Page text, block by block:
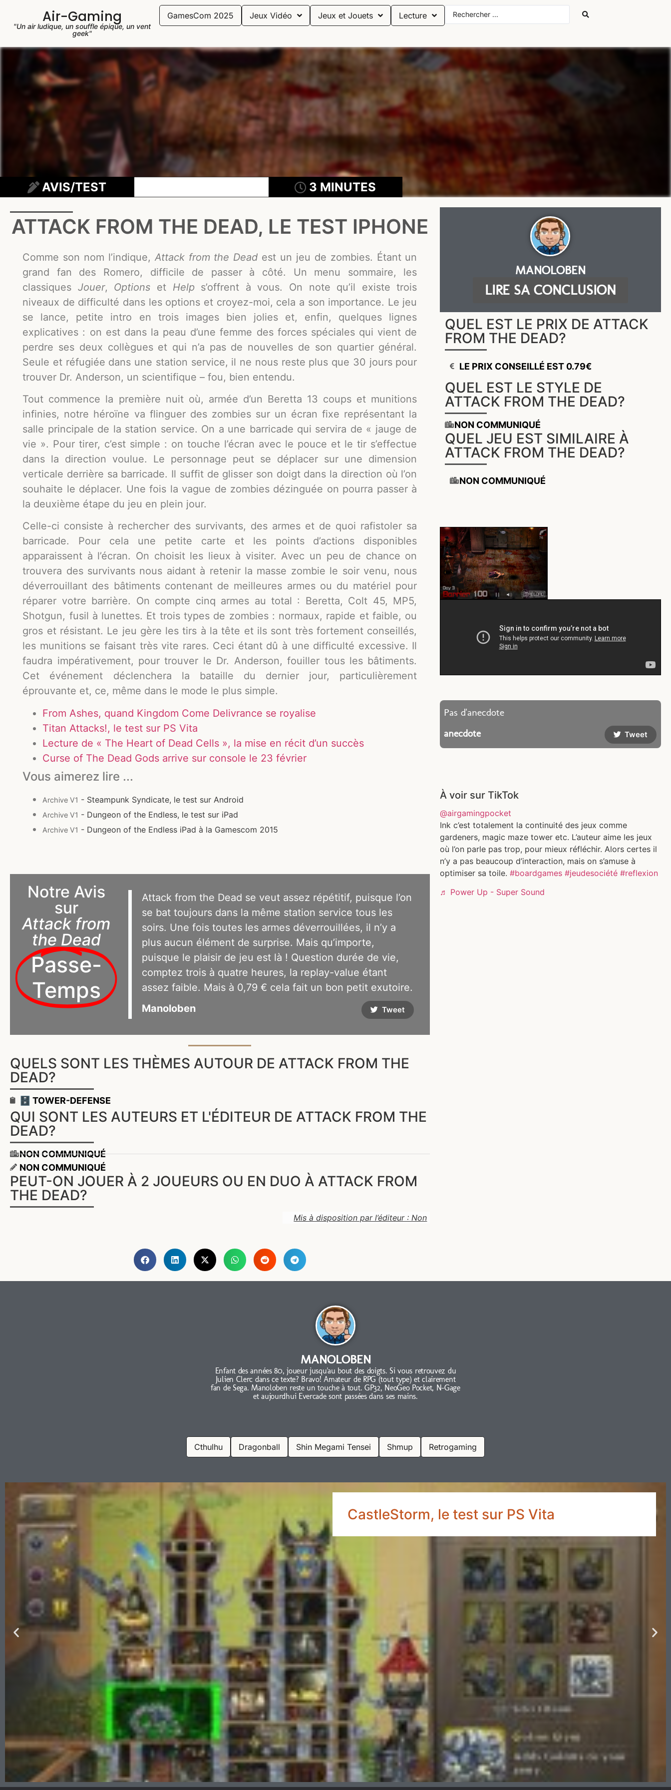
Air-Gaming
"Un air ludique, un souffle épique, un vent
geek"
GamesCom 2025 Jeux Vidéo Jeux et Jouets Lecture
AVIS/TEST 3 MINUTES
ATTACK FROM THE DEAD, LE TEST IPHONE
Comme son nom l’indique, Attack from the Dead est un jeu de zombies. Étant un
grand fan des Romero, difficile de passer à côté. Un menu sommaire, les
classiques Jouer, Options et Help s’offrent à vous. On note qu’il existe trois
niveaux de difficulté dans les options et croyez-moi, cela a son importance. Le jeu
se lance, petite intro en trois images bien jolies et, enfin, quelques lignes
explicatives : on est dans la peau d’une femme des forces spéciales qui vient de
perdre ses deux collègues et qui n’a pas de nouvelles de son quartier général.
Seule et réfugiée dans une station service, il ne nous reste plus que 30 jours pour
trouver Dr. Anderson, un scientifique – fou, bien entendu.
Tout commence la première nuit où, armée d’un Beretta 13 coups et munitions
infinies, notre héroïne va flinguer des zombies sur un écran fixe représentant la
salle principale de la station service. On a une barricade qui servira de « jauge de
vie ». Pour tirer, c’est simple : on touche l’écran avec le pouce et le tir s’effectue
dans la direction voulue. Le personnage peut se déplacer sur une dimension
verticale derrière sa barricade. Il suffit de glisser son doigt dans la direction où l’on
souhaite le déplacer. Une fois la vague de zombies dézinguée on pourra passer à
la deuxième étape du jeu en plein jour.
Celle-ci consiste à rechercher des survivants, des armes et de quoi rafistoler sa
barricade. Pour cela une petite carte et les points d’actions disponibles
apparaissent à l’écran. On choisit les lieux à visiter. Avec un peu de chance on
trouvera des survivants nous aidant à retenir la masse zombie le soir venu, nous
déverrouillant des bâtiments contenant de meilleures armes ou du matériel pour
réparer votre barrière. On compte cinq armes au total : Beretta, Colt 45, MP5,
Shotgun, fusil à lunettes. Et trois types de zombies : normaux, rapide et faible, ou
gros et résistant. Le jeu gère les tirs à la tête et ils sont très fortement conseillés,
les munitions se faisant très vite rares. Ceci étant dû à une difficulté excessive. Il
faudra impérativement, pour trouver le Dr. Anderson, fouiller tous les bâtiments.
Cet événement déclenchera la bataille du dernier jour, particulièrement
éprouvante et, ce, même dans le mode le plus simple.
From Ashes, quand Kingdom Come Delivrance se royalise
Titan Attacks!, le test sur PS Vita
Lecture de « The Heart of Dead Cells », la mise en récit d’un succès
Curse of The Dead Gods arrive sur console le 23 février
Vous aimerez lire ...
Archive V1 - Steampunk Syndicate, le test sur Android
Archive V1 - Dungeon of the Endless, le test sur iPad
Archive V1 - Dungeon of the Endless iPad à la Gamescom 2015
Notre Avis
sur
Attack from
the Dead
Passe-
Temps
Attack from the Dead se veut assez répétitif, puisque l’on
se bat toujours dans la même station service tous les
soirs. Une fois toutes les armes déverrouillées, il n’y a
plus aucun élément de surprise. Mais qu’importe,
puisque le plaisir de jeu est là ! Question durée de vie,
comptez trois à quatre heures, la replay-value étant
assez faible. Mais à 0,79 € cela fait un bon petit exutoire.
Manoloben
Tweet
QUELS SONT LES THÈMES AUTOUR DE ATTACK FROM THE
DEAD?
🗄️ TOWER-DEFENSE
QUI SONT LES AUTEURS ET L'ÉDITEUR DE ATTACK FROM THE
DEAD?
NON COMMUNIQUÉ
NON COMMUNIQUÉ
PEUT-ON JOUER À 2 JOUEURS OU EN DUO À ATTACK FROM
THE DEAD?
Mis à disposition par l’éditeur : Non
MANOLOBEN
LIRE SA CONCLUSION
QUEL EST LE PRIX DE ATTACK
FROM THE DEAD?
LE PRIX CONSEILLÉ EST 0.79€
QUEL EST LE STYLE DE
ATTACK FROM THE DEAD?
NON COMMUNIQUÉ
QUEL JEU EST SIMILAIRE À
ATTACK FROM THE DEAD?
NON COMMUNIQUÉ
Pas d'anecdote
anecdote
Tweet
À voir sur TikTok
@airgamingpocket
Ink c’est totalement la continuité des jeux comme
gardeners, magic maze tower etc. L’auteur aime les jeux
où l’on parle pas trop, pour mieux réfléchir. Alors certes il
n’y a pas beaucoup d’interaction, mais on s’amuse à
optimiser sa toile. #boardgames #jeudesociété #reflexion
♬ Power Up - Super Sound
MANOLOBEN
Enfant des années 80, joueur jusqu'au bout des doigts. Si vous retrouvez du
Julien Clerc dans ce texte? Bravo! Amateur de RPG (tout type) et clairement
fan de Sega. Manoloben reste un touche à tout. GP32, NeoGeo Pocket, N-Gage
et aujourdhui Evercade sont passées dans ses mains.
Cthulhu Dragonball Shin Megami Tensei Shmup Retrogaming
CastleStorm, le test sur PS Vita